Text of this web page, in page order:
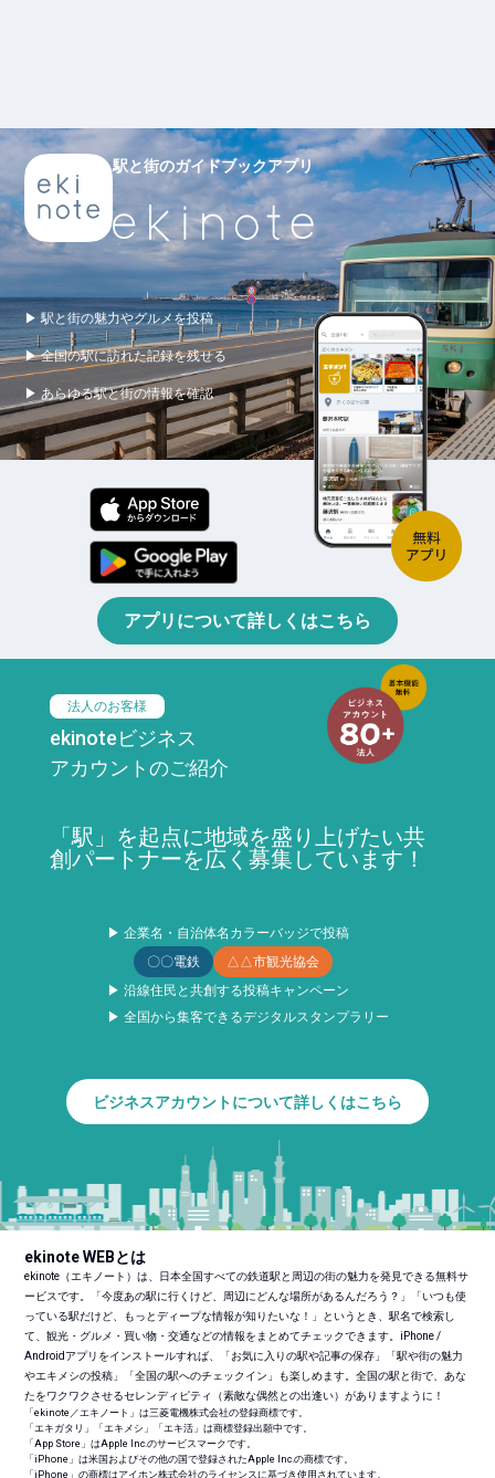
駅と街のガイドブックアプリ
▶ 駅と街の魅力やグルメを投稿
▶ 全国の駅に訪れた記録を残せる
▶ あらゆる駅と街の情報を確認
アプリについて詳しくはこちら
法人のお客様
ekinoteビジネス
アカウントのご紹介
「駅」を起点に地域を盛り上げたい共
創パートナーを広く募集しています！
▶ 企業名・自治体名カラーバッジで投稿
〇〇電鉄
△△市観光協会
▶ 沿線住民と共創する投稿キャンペーン
▶ 全国から集客できるデジタルスタンプラリー
ビジネスアカウントについて詳しくはこちら
ekinote WEBとは
ekinote（エキノート）は、日本全国すべての鉄道駅と周辺の街の魅力を発見できる無料サ
ービスです。「今度あの駅に行くけど、周辺にどんな場所があるんだろう？」「いつも使
っている駅だけど、もっとディープな情報が知りたいな！」というとき、駅名で検索し
て、観光・グルメ・買い物・交通などの情報をまとめてチェックできます。iPhone /
Androidアプリをインストールすれば、「お気に入りの駅や記事の保存」「駅や街の魅力
やエキメシの投稿」「全国の駅へのチェックイン」も楽しめます。全国の駅と街で、あな
たをワクワクさせるセレンディピティ（素敵な偶然との出逢い）がありますように！
「ekinote／エキノート」は三菱電機株式会社の登録商標です。
「エキガタリ」「エキメシ」「エキ活」は商標登録出願中です。
「App Store」はApple Inc.のサービスマークです。
「iPhone」は米国およびその他の国で登録されたApple Inc.の商標です。
「iPhone」の商標はアイホン株式会社のライセンスに基づき使用されています。